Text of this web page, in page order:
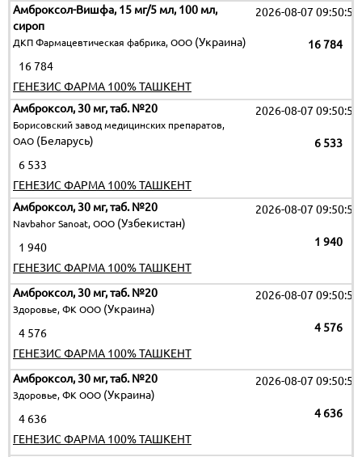
Амброксол-Вишфа, 15 мг/5 мл, 100 мл,
сироп
ДКП Фармацевтическая фабрика, ООО (Украина)
2026-08-07 09:50:51
16 784
16 784
ГЕНЕЗИС ФАРМА 100% ТАШКЕНТ
Амброксол, 30 мг, таб. №20
Борисовский завод медицинских препаратов,
ОАО (Беларусь)
2026-08-07 09:50:51
6 533
6 533
ГЕНЕЗИС ФАРМА 100% ТАШКЕНТ
Амброксол, 30 мг, таб. №20
Navbahor Sanoat, ООО (Узбекистан)
2026-08-07 09:50:51
1 940
1 940
ГЕНЕЗИС ФАРМА 100% ТАШКЕНТ
Амброксол, 30 мг, таб. №20
Здоровье, ФК ООО (Украина)
2026-08-07 09:50:51
4 576
4 576
ГЕНЕЗИС ФАРМА 100% ТАШКЕНТ
Амброксол, 30 мг, таб. №20
Здоровье, ФК ООО (Украина)
2026-08-07 09:50:51
4 636
4 636
ГЕНЕЗИС ФАРМА 100% ТАШКЕНТ